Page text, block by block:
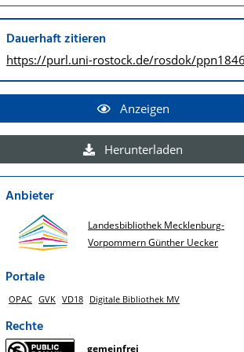
Dauerhaft zitieren
https://purl.uni-rostock.de/rosdok/
Anzeigen
Herunterladen
Anbieter
Landesbibliothek Mecklenburg-
Vorpommern Günther Uecker
Portale
OPAC GVK VD18 Digitale Bibliothek MV
Rechte
gemeinfrei